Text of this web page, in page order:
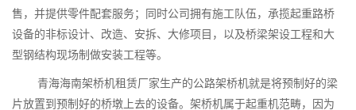
售，并提供零件配套服务；同时公司拥有施工队伍，承揽起重路桥
设备的非标设计、改造、安拆、大修项目，以及桥梁架设工程和大
型钢结构现场制做安装工程等。
青海海南架桥机租赁厂家生产的公路架桥机就是将预制好的梁
片放置到预制好的桥墩上去的设备。架桥机属于起重机范畴，因为